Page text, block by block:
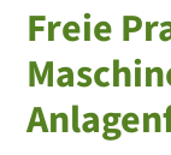
Freie